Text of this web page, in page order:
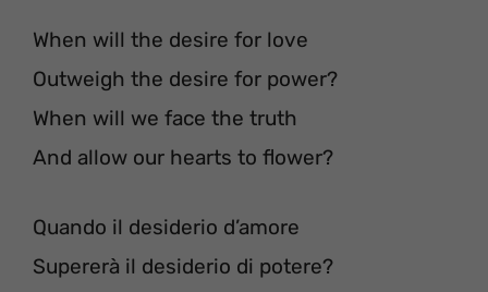
When will the desire for love
Outweigh the desire for power?
When will we face the truth
And allow our hearts to flower?
Quando il desiderio d’amore
Supererà il desiderio di potere?